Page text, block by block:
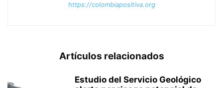
https://colombiapositiva.org
Artículos relacionados
Estudio del Servicio Geológico